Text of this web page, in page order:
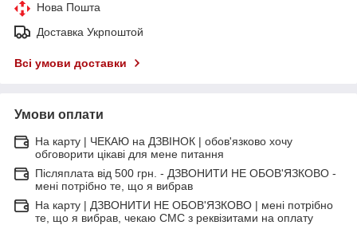
Нова Пошта
Доставка Укрпоштой
Всі умови доставки
Умови оплати
На карту | ЧЕКАЮ на ДЗВІНОК | обов'язково хочу
обговорити цікаві для мене питання
Післяплата від 500 грн. - ДЗВОНИТИ НЕ ОБОВ'ЯЗКОВО -
мені потрібно те, що я вибрав
На карту | ДЗВОНИТИ НЕ ОБОВ'ЯЗКОВО | мені потрібно
те, що я вибрав, чекаю СМС з реквізитами на оплату